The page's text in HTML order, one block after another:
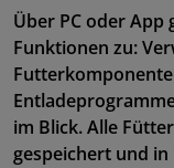
Über PC oder App
Funktionen zu:
im Blick. Alle
gespeichert und